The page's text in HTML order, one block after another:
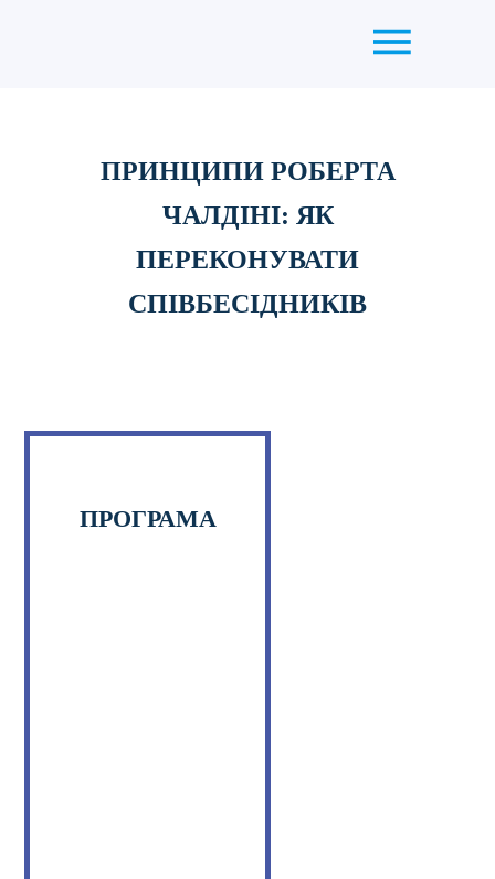
ПРИНЦИПИ РОБЕРТА
ЧАЛДІНІ: ЯК
ПЕРЕКОНУВАТИ
СПІВБЕСІДНИКІВ
ПРОГРАМА